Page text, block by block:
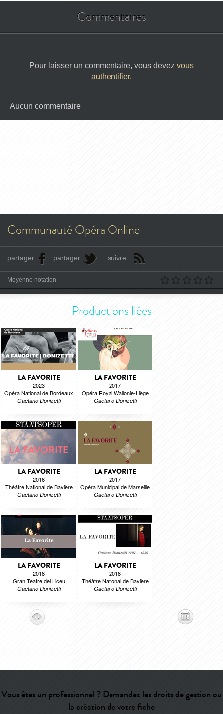
Commentaires
Pour laisser un commentaire, vous devez vous
authentifier.
Aucun commentaire
Communauté Opéra Online
partager partager suivre
Moyenne notation
Productions liées
LA FAVORITE
2023
Opéra National de Bordeaux
Gaetano Donizetti
LA FAVORITE
2017
Opéra Royal Wallonie-Liège
Gaetano Donizetti
LA FAVORITE
2016
Théâtre National de Bavière
Gaetano Donizetti
LA FAVORITE
2017
Opéra Municipal de Marseille
Gaetano Donizetti
LA FAVORITE
2018
Gran Teatre del Liceu
Gaetano Donizetti
LA FAVORITE
2018
Théâtre National de Bavière
Gaetano Donizetti
Vous êtes un professionnel ? Demandez les droits de gestion ou
la création de votre fiche